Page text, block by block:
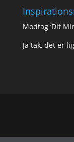
Modtag ‘Dit
Ja tak, det er